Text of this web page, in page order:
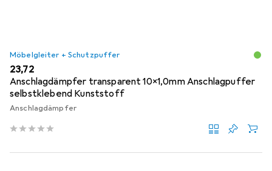
Möbelgleiter + Schutzpuffer
EUR
23,72
Anschlagdämpfer transparent 10x1,0mm Anschlagpuffer
selbstklebend Kunststoff
Anschlagdämpfer